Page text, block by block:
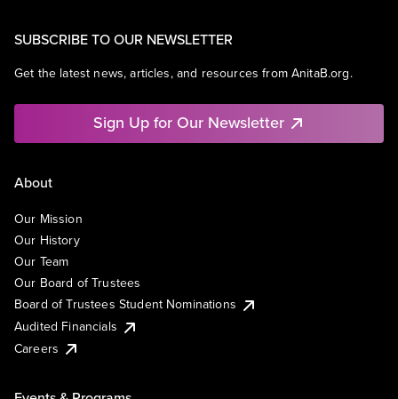
SUBSCRIBE TO OUR NEWSLETTER
Get the latest news, articles, and resources from AnitaB.org.
Sign Up for Our Newsletter
About
Our Mission
Our History
Our Team
Our Board of Trustees
Board of Trustees Student Nominations
Audited Financials
Careers